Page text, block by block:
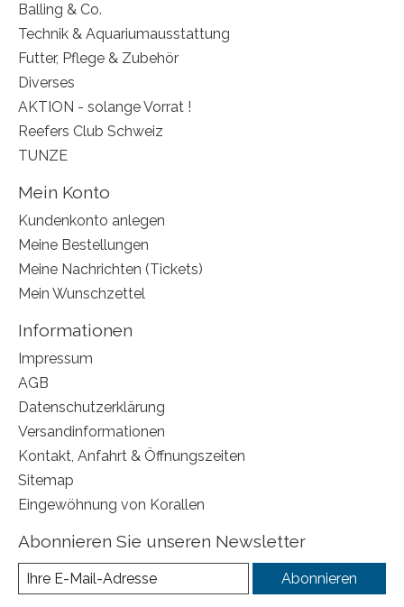
Balling & Co.
Technik & Aquariumausstattung
Futter, Pflege & Zubehör
Diverses
AKTION - solange Vorrat !
Reefers Club Schweiz
TUNZE
Mein Konto
Kundenkonto anlegen
Meine Bestellungen
Meine Nachrichten (Tickets)
Mein Wunschzettel
Informationen
Impressum
AGB
Datenschutzerklärung
Versandinformationen
Kontakt, Anfahrt & Öffnungszeiten
Sitemap
Eingewöhnung von Korallen
Abonnieren Sie unseren Newsletter
Abonnieren